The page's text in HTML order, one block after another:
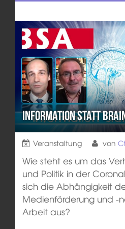
Information statt
Veranstaltung von
Wie steht es um das
und Politik in der
sich die Abhängigkeit
Medienförderung und -
Arbeit aus?